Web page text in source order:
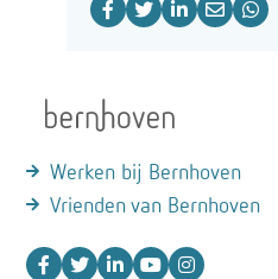
Werken bij Bernhoven
Vrienden van Bernhoven